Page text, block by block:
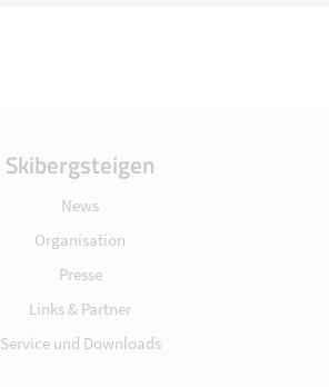
Skibergsteigen
News
Organisation
Presse
Links & Partner
Service und Downloads